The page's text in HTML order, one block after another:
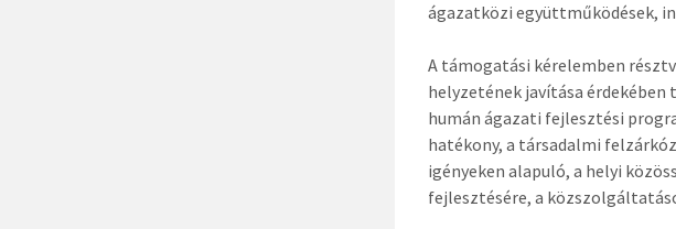
ágazatközi együttműködések,
A támogatási kérelemben
helyzetének javítása
humán ágazati fejlesztési
hatékony, a társadalmi
igényeken alapuló, a helyi
fejlesztésére, a